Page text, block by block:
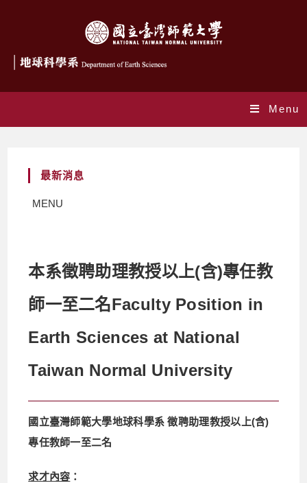
Menu
最新消息
MENU
本系徵聘助理教授以上(含)專任教
師一至二名Faculty Position in
Earth Sciences at National
Taiwan Normal University
國立臺灣師範大學地球科學系 徵聘助理教授以上(含)
專任教師一至二名
求才內容 ：